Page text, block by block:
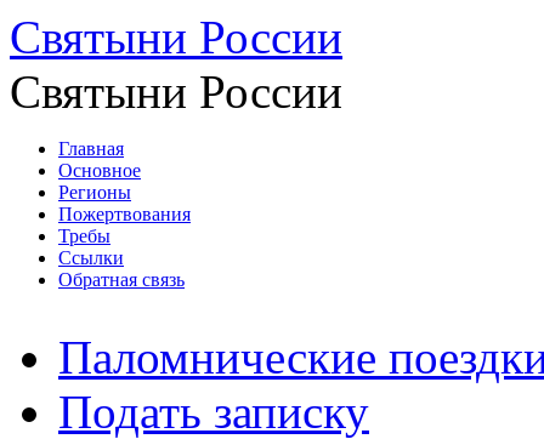
Святыни России
Святыни России
Главная
Основное
Регионы
Пожертвования
Требы
Ссылки
Обратная связь
Паломнические
Подать записку